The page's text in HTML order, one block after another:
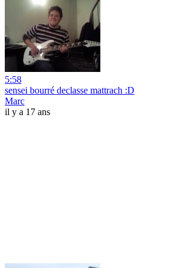
5:58
sensei bourré declasse mattrach :D
Marc
il y a 17 ans